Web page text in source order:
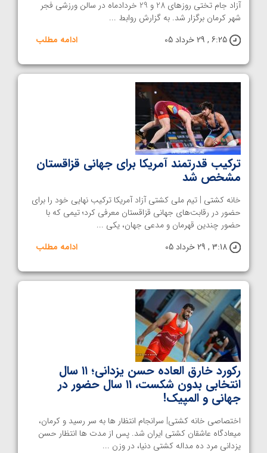
آزاد جام تختی روزهای 28 و 29 خردادماه در سالن ورزشی فجر
شهر کرمان برگزار شد. به گزارش روابط ...
6:25 , 29 خرداد 05
ادامه مطلب
ترکیب قدرتمند آمریکا برای جهانی قزاقستان
مشخص شد
خانه کشتی | تیم ملی کشتی آزاد آمریکا ترکیب نهایی خود را برای
حضور در رقابت‌های جهانی قزاقستان معرفی کرد؛ تیمی که با
حضور چندین قهرمان و مدعی جهان، یکی ...
3:18 , 29 خرداد 05
ادامه مطلب
رکورد خارق العاده حسن یزدانی؛ ۱۱ سال
انتخابی بدون شکست، ۱۱ سال حضور در
جهانی و المپیک!
اختصاصی خانه کشتی| سرانجام انتظار ها به سر رسید و کرمان،
میعادگاه عاشقان کشتی ایران شد. پس از مدت ها انتظار حسن
یزدانی مرد ده مداله کشتی دنیا، در وزن ...